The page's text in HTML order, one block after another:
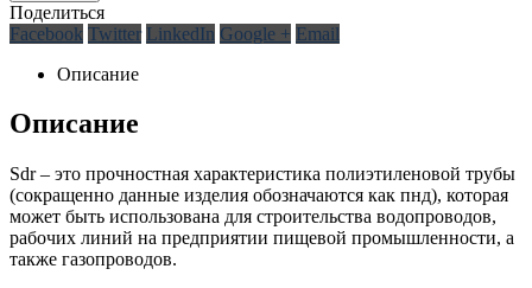
Поделиться
Facebook Twitter LinkedIn Google + Email
Описание
Описание
Sdr – это прочностная характеристика полиэтиленовой трубы
(сокращенно данные изделия обозначаются как пнд), которая
может быть использована для строительства водопроводов,
рабочих линий на предприятии пищевой промышленности, а
также газопроводов.